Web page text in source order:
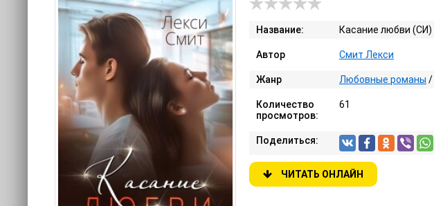
Название: Касание любви (СИ)
Автор Смит Лекси
Жанр Любовные романы /
Количество
просмотров:
61
Поделиться:
ЧИТАТЬ ОНЛАЙН